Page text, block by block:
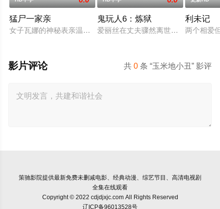
猛尸一家亲
女子瓦娜的神秘表亲温思罗普突然仓皇登门，身后还跟着一个
鬼玩人6：炼狱
爱丽丝在丈夫骤然离世后深陷悲痛，
利未记
两个相爱
共0 条 “玉米地小丑” 影评
影片评论
策驰影院提供最新免费未删减电影、经典动漫、综艺节目、高清电视剧
全集在线观看
Copyright © 2022 cdjdjxjc.com All Rights Reserved
辽ICP备96013528号